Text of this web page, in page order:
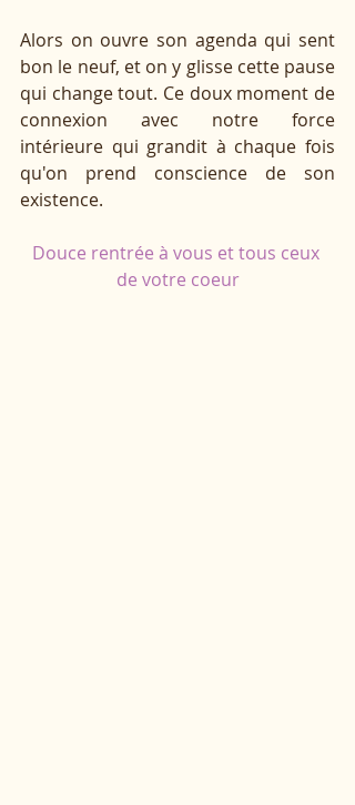
Alors on ouvre son agenda qui sent
bon le neuf, et on y glisse cette pause
qui change tout. Ce doux moment de
connexion avec notre force
intérieure qui grandit à chaque fois
qu'on prend conscience de son
existence.
Douce rentrée à vous et tous ceux
de votre coeur